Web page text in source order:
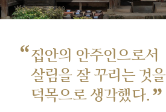
“집안의 안주인으로서
살림을 잘 꾸리는 것을
덕목으로 생각했다. ”